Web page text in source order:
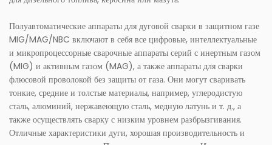
Полуавтоматические аппараты для дуговой сварки в защитном газе
MIG/MAG/NBC включают в себя все цифровые, интеллектуальные
и микропроцессорные сварочные аппараты серий с инертным газом
(MIG) и активным газом (MAG), а также аппараты для сварки
флюсовой проволокой без защиты от газа. Они могут сваривать
тонкие, средние и толстые материалы, например, углеродистую
сталь, алюминий, нержавеющую сталь, медную латунь и т. д., а
также осуществлять сварку с низким уровнем разбрызгивания.
Отличные характеристики дуги, хорошая производительность и